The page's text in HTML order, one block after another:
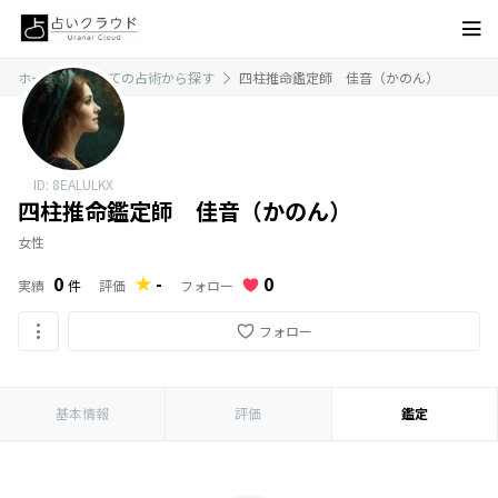
ホーム すべての占術から探す 四柱推命鑑定師 佳音（かのん）
ID: 8EALULKX
四柱推命鑑定師 佳音（かのん）
女性
実績 0 件 評価 - フォロー 0
フォロー
基本情報 評価 鑑定